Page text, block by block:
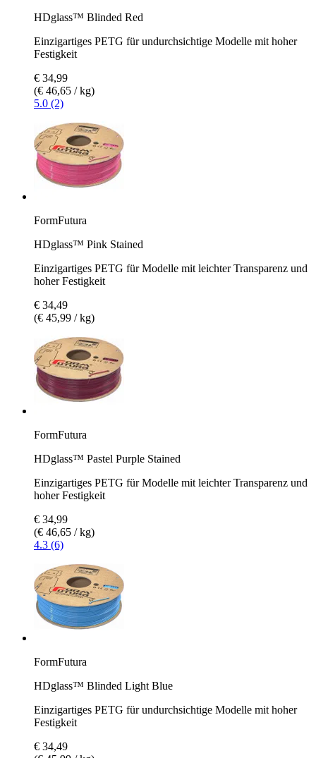
HDglass™ Blinded Red
Einzigartiges PETG für undurchsichtige Modelle mit hoher
Festigkeit
€ 34,99
(€ 46,65 / kg)
5.0 (2)
FormFutura
HDglass™ Pink Stained
Einzigartiges PETG für Modelle mit leichter Transparenz und
hoher Festigkeit
€ 34,49
(€ 45,99 / kg)
FormFutura
HDglass™ Pastel Purple Stained
Einzigartiges PETG für Modelle mit leichter Transparenz und
hoher Festigkeit
€ 34,99
(€ 46,65 / kg)
4.3 (6)
FormFutura
HDglass™ Blinded Light Blue
Einzigartiges PETG für undurchsichtige Modelle mit hoher
Festigkeit
€ 34,49